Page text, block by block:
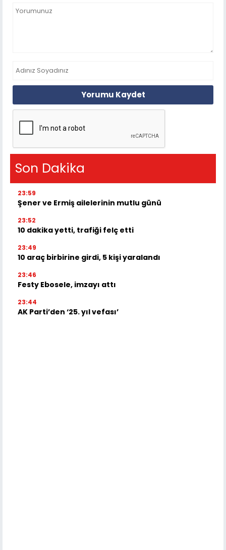
Yorumu Kaydet
Son Dakika
23:59
Şener ve Ermiş ailelerinin mutlu günü
23:52
10 dakika yetti, trafiği felç etti
23:49
10 araç birbirine girdi, 5 kişi yaralandı
23:46
Festy Ebosele, imzayı attı
23:44
AK Parti’den ‘25. yıl vefası’